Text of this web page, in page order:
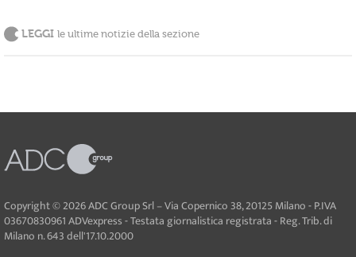
LEGGI le ultime notizie della sezione
Copyright © 2026 ADC Group Srl – Via Copernico 38, 20125 Milano - P.IVA
03670830961 ADVexpress - Testata giornalistica registrata - Reg. Trib. di
Milano n. 643 dell'17.10.2000